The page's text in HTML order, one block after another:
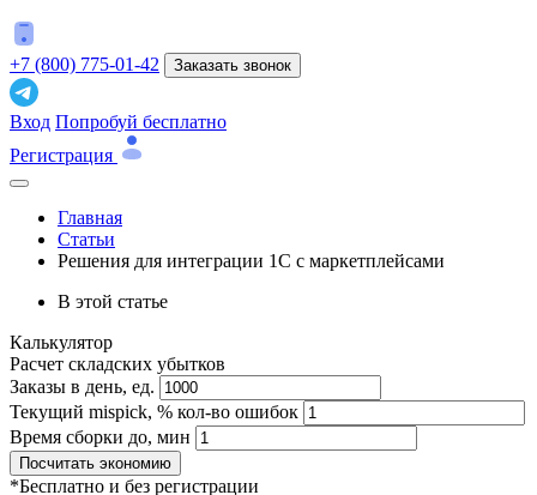
+7 (800) 775-01-42 Заказать звонок
Вход Попробуй бесплатно
Регистрация
Главная
Статьи
Решения для интеграции 1С с маркетплейсами
В этой статье
Калькулятор
Расчет складских убытков
Заказы в день, ед.
Текущий mispick, % кол-во ошибок
Время сборки до, мин
Посчитать экономию
*Бесплатно и без регистрации